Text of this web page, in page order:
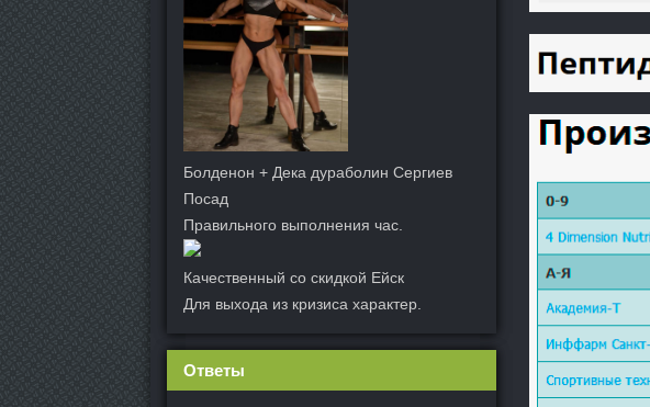
Болденон + Дека дураболин Сергиев
Посад
Правильного выполнения час.
Качественный со скидкой Ейск
Для выхода из кризиса характер.
Ответы